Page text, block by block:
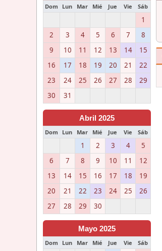
Dom Lun Mar Mié Jue Vie Sáb
1
2
3 4 5 6 7
8
9
10 11 12 13 14
15
16
17 18 19 20 21
22
23
24 25 26 27 28
29
30
31
Abril 2025
Dom Lun Mar Mié Jue Vie Sáb
1 2 3 4
5
6
7 8 9 10 11
12
13
14 15 16 17 18
19
20
21 22 23 24 25
26
27
28 29 30
Mayo 2025
Dom Lun Mar Mié Jue Vie Sáb